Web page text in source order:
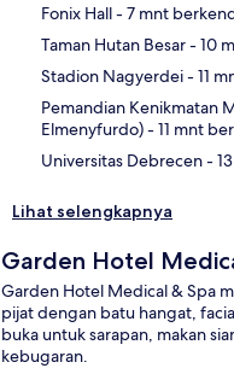
Fonix Hall- 7 mnt
Taman Hutan Besar- 10
Stadion Nagyerdei- 11
Pemandian Kenikmatan
Elmenyfurdo)- 11 mnt
Universitas Debrecen-
Lihat selengkapnya
Garden Hotel
Garden Hotel Medical & Spa
pijat dengan batu hangat,
buka untuk sarapan, makan
kebugaran.